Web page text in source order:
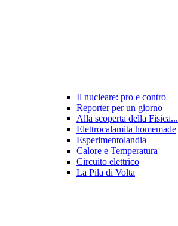
Il nucleare: pro e contro
Reporter per un giorno
Alla scoperta della Fisica...
Elettrocalamita homemade
Esperimentolandia
Calore e Temperatura
Circuito elettrico
La Pila di Volta